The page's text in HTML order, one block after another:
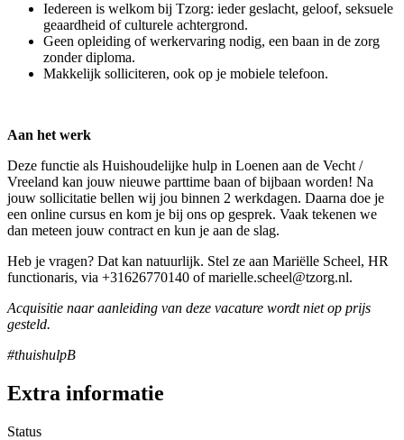
Iedereen is welkom bij Tzorg: ieder geslacht, geloof, seksuele
geaardheid of culturele achtergrond.
Geen opleiding of werkervaring nodig, een baan in de zorg
zonder diploma.
Makkelijk solliciteren, ook op je mobiele telefoon.
Aan het werk
Deze functie als Huishoudelijke hulp in Loenen aan de Vecht /
Vreeland kan jouw nieuwe parttime baan of bijbaan worden! Na
jouw sollicitatie bellen wij jou binnen 2 werkdagen. Daarna doe je
een online cursus en kom je bij ons op gesprek. Vaak tekenen we
dan meteen jouw contract en kun je aan de slag.
Heb je vragen? Dat kan natuurlijk. Stel ze aan Mariëlle Scheel, HR
functionaris, via +31626770140 of marielle.scheel@tzorg.nl.
Acquisitie naar aanleiding van deze vacature wordt niet op prijs
gesteld.
#thuishulpB
Extra informatie
Status